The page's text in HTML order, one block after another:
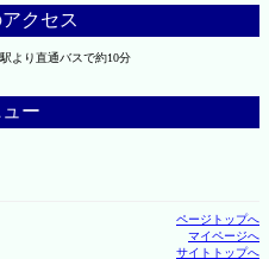
クセス
より直通バスで約10分
ュー
ページトップへ
マイページへ
サイトトップへ